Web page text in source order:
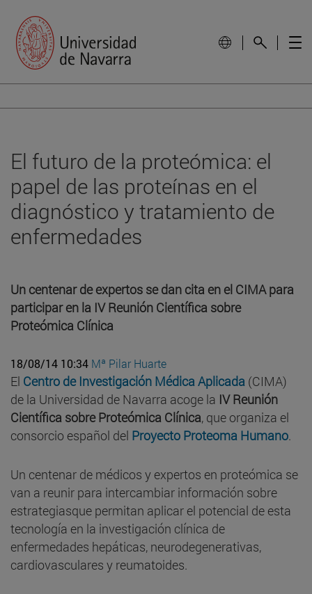
El futuro de la proteómica: el
papel de las proteínas en el
diagnóstico y tratamiento de
enfermedades
Un centenar de expertos se dan cita en el CIMA para
participar en la IV Reunión Científica sobre
Proteómica Clínica
18/08/14 10:34 Mª Pilar Huarte
El Centro de Investigación Médica Aplicada (CIMA)
de la Universidad de Navarra acoge la IV Reunión
Científica sobre Proteómica Clínica, que organiza el
consorcio español del Proyecto Proteoma Humano.
Un centenar de médicos y expertos en proteómica se
van a reunir para intercambiar información sobre
estrategiasque permitan aplicar el potencial de esta
tecnología en la investigación clínica de
enfermedades hepáticas, neurodegenerativas,
cardiovasculares y reumatoides.